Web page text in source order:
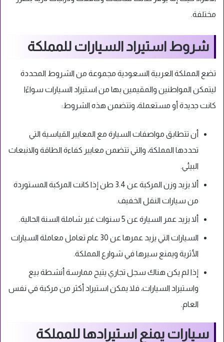
مختلفة.
شروط استيراد السيارات للمملكة
تضع المملكة العربية السعودية مجموعة من الشروط المحددة
ليتمكن المواطنين والمقيمين بها من استيراد السيارات سواءًا
كانت جديدة أو مستعملة، وتتضمن هذه الشروط:
أن تتطابق مواصفات السيارة مع المعايير القياسية التي
تحددها المملكة، والتي تتضمن معايير كفاءة الطاقة والانبعاث
البيئي.
ألا يزيد وزن المركبة عن 3.4 طن إذا كانت المركبة المستوردة
من سيارات النقل الخفيف.
ألا يزيد عمر السيارة عن 5 سنوات غير شاملة السنة الحالية.
السيارات التي يزيد عمرها عن 30 عام تعامل معاملة السيارات
الأثرية ويمنع سيرها في شوارع المملكة.
إذا لم يكن هناك سجل تجاري يتيح ممارسة أنشطة بيع
واستيراد السيارات، فلا يمكن استيراد أكثر من مركبة في نفس
العام.
سيارات يمنع استيرادها للمملكة